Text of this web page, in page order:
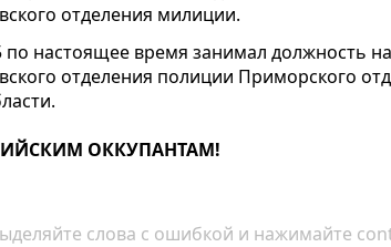
отделения милиции.
по настоящее время занимал должность
отделения полиции Приморского
ОККУПАНТАМ!
слова с ошибкой и нажимайте